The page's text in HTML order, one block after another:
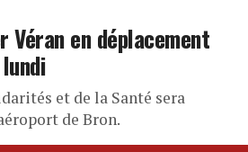
Véran en déplacement
et de la Santé sera
de Bron.